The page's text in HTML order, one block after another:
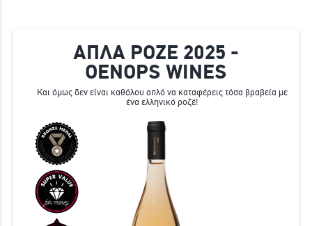
ΑΠΛΑ ΡΟΖΕ 2025 -
OENOPS WINES
Και όμως δεν είναι καθόλου απλό να καταφέρεις τόσα βραβεία με
ένα ελληνικό ροζέ!